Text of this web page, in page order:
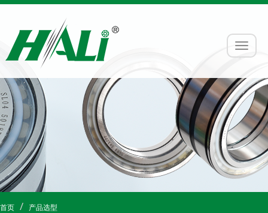
首页 产品选型